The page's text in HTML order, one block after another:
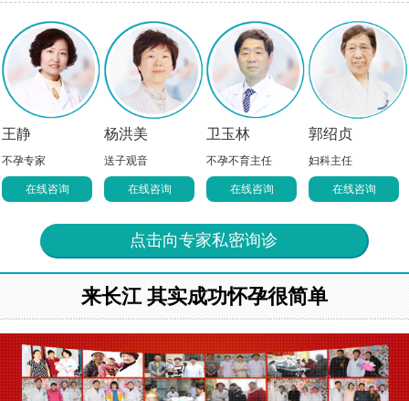
王静
不孕专家
在线咨询
杨洪美
送子观音
在线咨询
卫玉林
不孕不育主任
在线咨询
郭绍贞
妇科主任
在线咨询
点击向专家私密询诊
来长江 其实成功怀孕很简单